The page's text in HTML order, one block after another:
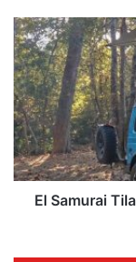
El
Samurai
Tilaranense
con
más
de
20
años
en
El Samurai